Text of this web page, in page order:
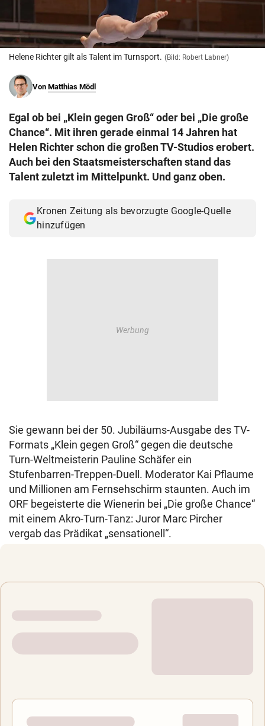
© Krone Multimedia GmbH & Co KG 2026
Muthgasse 2, 1190 Wien
Helene Richter gilt als Talent im Turnsport. (Bild: Robert Labner)
Von Matthias Mödl
Egal ob bei „Klein gegen Groß“ oder bei „Die große
Chance“. Mit ihren gerade einmal 14 Jahren hat
Helen Richter schon die großen TV-Studios erobert.
Auch bei den Staatsmeisterschaften stand das
Talent zuletzt im Mittelpunkt. Und ganz oben.
Kronen Zeitung als bevorzugte Google-Quelle
hinzufügen
Sie gewann bei der 50. Jubiläums-Ausgabe des TV-
Formats „Klein gegen Groß“ gegen die deutsche
Turn-Weltmeisterin Pauline Schäfer ein
Stufenbarren-Treppen-Duell. Moderator Kai Pflaume
und Millionen am Fernsehschirm staunten. Auch im
ORF begeisterte die Wienerin bei „Die große Chance“
mit einem Akro-Turn-Tanz: Juror Marc Pircher
vergab das Prädikat „sensationell“.